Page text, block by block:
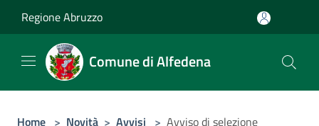
Regione Abruzzo
Comune di Alfedena
Home > Novità > Avvisi > Avviso di selezione